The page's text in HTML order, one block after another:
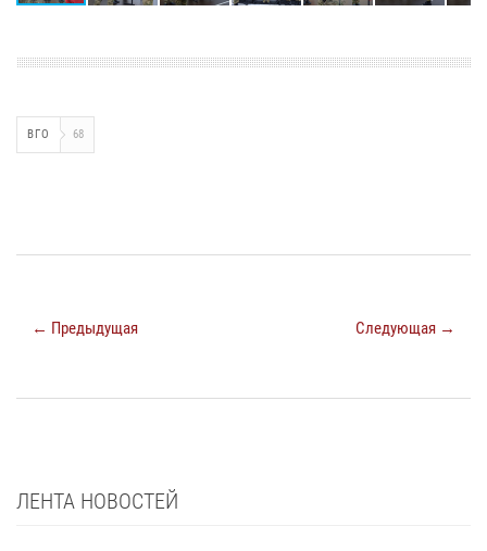
ВГО 68
← Предыдущая Следующая →
ЛЕНТА НОВОСТЕЙ